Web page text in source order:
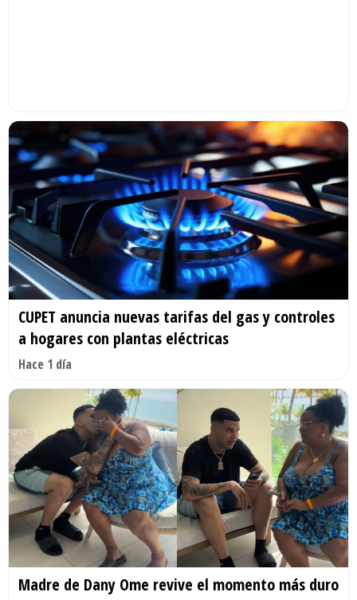
CUPET anuncia nuevas tarifas del gas y controles
a hogares con plantas eléctricas
Hace 1 día
Madre de Dany Ome revive el momento más duro